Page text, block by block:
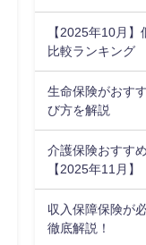
【2025年10月
比較ランキング
生命保険がおす
び方を解説
介護保険おすす
【2025年11月】
収入保障保険が
徹底解説！